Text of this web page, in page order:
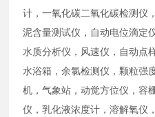
计，一氧化碳二氧化碳检测仪
泥含量测试仪，自动电位滴定
水质分析仪，风速仪，自动点
水浴箱，余氯检测仪，颗粒强
机，气象站，动觉方位仪，容
仪，乳化液浓度计，溶解氧仪